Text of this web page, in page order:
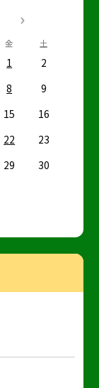
金 土
1
2
8
9
15
16
22
23
29
30